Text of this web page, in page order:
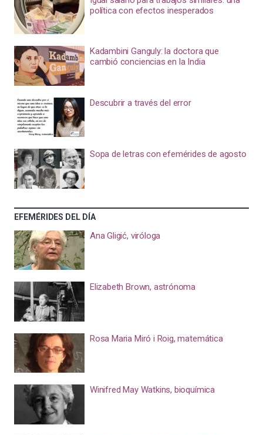
política con efectos inesperados
Kadambini Ganguly: la doctora que
cambió conciencias en la India
Descubrir a través del error
Sopa de letras con efemérides de agosto
EFEMÉRIDES DEL DÍA
Ana Gligić, viróloga
Elizabeth Brown, astrónoma
Rosa Maria Miró i Roig, matemática
Winifred May Watkins, bioquímica